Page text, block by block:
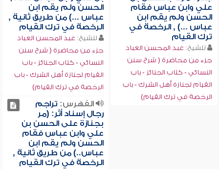
علي وابن عباس فقام
الحسن ولم يقم ابن
عباس ...) , الرخصة في
ترك القيام
للشيخ: عبد المحسن العباد
جزء من محاضرة ( شرح سنن
النسائي - كتاب الجنائز - باب
القيام لجنازة أهل الشرك - باب
الرخصة في ترك القيام)
الحسن ولم يقم ابن
عباس ...) من طريق ثانية ,
الرخصة في ترك القيام
للشيخ: عبد المحسن العباد
جزء من محاضرة ( شرح سنن
النسائي - كتاب الجنائز - باب
القيام لجنازة أهل الشرك - باب
الرخصة في ترك القيام)
الفهرس: تراجم
رجال إسناد أثر: (مر
بجنازة على الحسن بن
علي وابن عباس فقام
الحسن ولم يقم ابن
عباس..) من طريق ثانية ,
الرخصة في ترك القيام